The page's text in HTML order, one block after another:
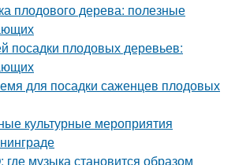
плодового дерева: полезные
посадки плодовых деревьев:
для посадки саженцев плодовых
культурные мероприятия
где музыка становится образом